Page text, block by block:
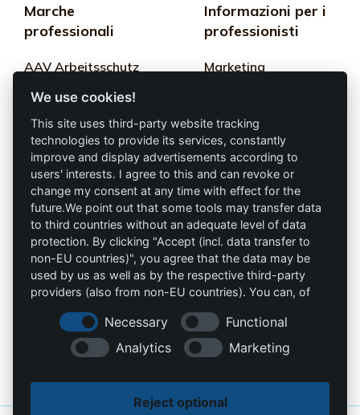
Marche
professionali
AAV Arbeitsschutz
Allprotec® lavora in
sicurezza
Omniprotect –
Negozio online
Informazioni per i
professionisti
Marketing
Privacy
Imprimere
Contatto
info@die-schutzprofis.de
+49 (511) 679997-97
Wohlenbergstraße 6
Germania
We use cookies!
This site uses third-party website tracking
technologies to provide its services, constantly
improve and display advertisements according to
users' interests. I agree to this and can revoke or
change my consent at any time with effect for the
future.We point out that some tools may transfer data
to third countries without an adequate level of data
protection. By clicking "Accept (incl. data transfer to
non-EU countries)", you agree that the data may be
used by us as well as by the respective third-party
providers (also from non-EU countries). You can, of
Necessary
Functional
Analytics
Marketing
Reject optional